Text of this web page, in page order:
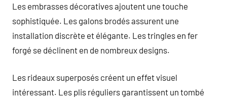
Les embrasses décoratives ajoutent une touche
sophistiquée. Les galons brodés assurent une
installation discrète et élégante. Les tringles en fer
forgé se déclinent en de nombreux designs.
Les rideaux superposés créent un effet visuel
intéressant. Les plis réguliers garantissent un tombé